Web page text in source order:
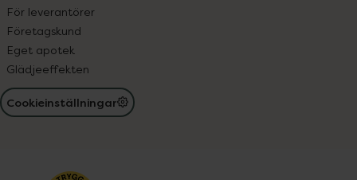
För leverantörer
Företagskund
Eget apotek
Glädjeeffekten
Cookieinställningar